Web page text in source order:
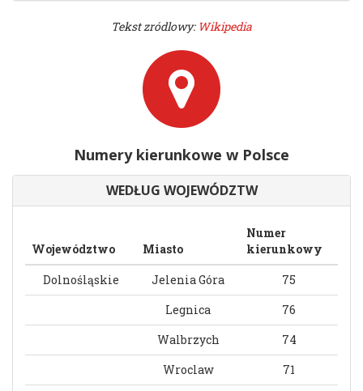
Tekst zródlowy: Wikipedia
Numery kierunkowe w Polsce
WEDŁUG WOJEWÓDZTW
Województwo Miasto
Numer
kierunkowy
Dolnośląskie
Jelenia Góra
75
Legnica
76
Walbrzych
74
Wroclaw
71